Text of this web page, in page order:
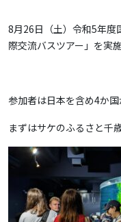
8月26日（土）令和5年度
際交流バスツアー」を実
参加者は日本を含め4か国
まずはサケのふるさと千